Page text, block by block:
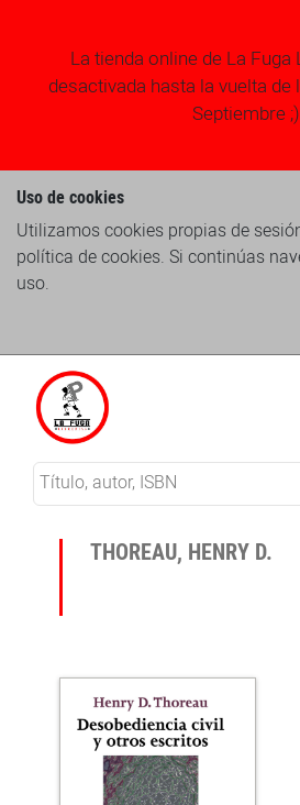
La tienda online de La
desactivada hasta la vuelta de
Septiembre ;)
Uso de cookies
Utilizamos cookies propias de
política de cookies. Si continúas
uso.
THOREAU, HENRY D.